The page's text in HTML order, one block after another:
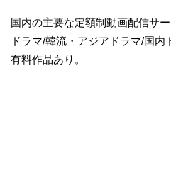
国内の主要な定額制動画配信サ
ドラマ/韓流・アジアドラマ/国内
有料作品あり。